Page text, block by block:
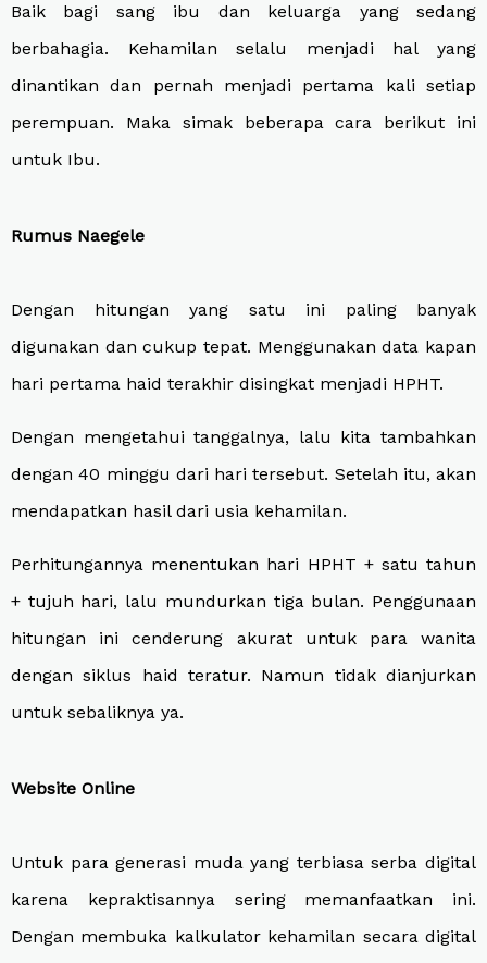
Baik bagi sang ibu dan keluarga yang sedang
berbahagia. Kehamilan selalu menjadi hal yang
dinantikan dan pernah menjadi pertama kali setiap
perempuan. Maka simak beberapa cara berikut ini
untuk Ibu.
Rumus Naegele
Dengan hitungan yang satu ini paling banyak
digunakan dan cukup tepat. Menggunakan data kapan
hari pertama haid terakhir disingkat menjadi HPHT.
Dengan mengetahui tanggalnya, lalu kita tambahkan
dengan 40 minggu dari hari tersebut. Setelah itu, akan
mendapatkan hasil dari usia kehamilan.
Perhitungannya menentukan hari HPHT + satu tahun
+ tujuh hari, lalu mundurkan tiga bulan. Penggunaan
hitungan ini cenderung akurat untuk para wanita
dengan siklus haid teratur. Namun tidak dianjurkan
untuk sebaliknya ya.
Website Online
Untuk para generasi muda yang terbiasa serba digital
karena kepraktisannya sering memanfaatkan ini.
Dengan membuka kalkulator kehamilan secara digital